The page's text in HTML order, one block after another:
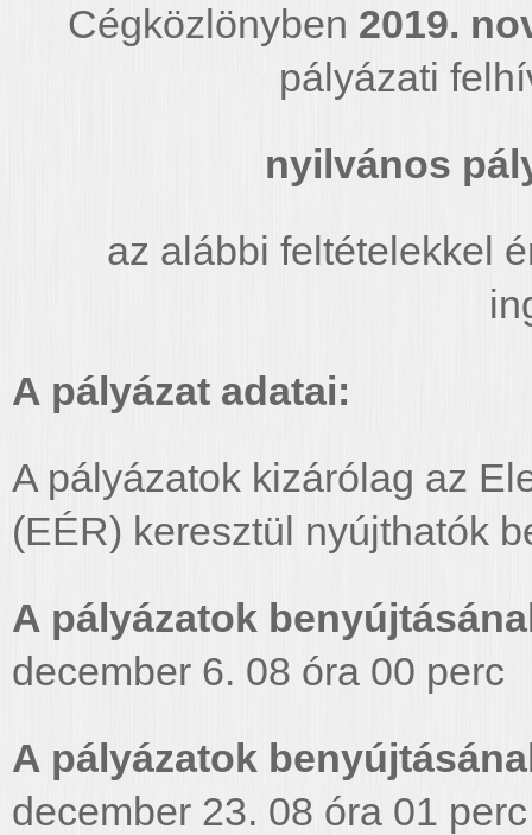
Cégközlönyben 2019.
pályázati
nyilvános
az alábbi feltételekkel
A pályázat adatai:
A pályázatok kizárólag az
(EÉR) keresztül nyújthatók
A pályázatok
december 6. 08 óra 00 perc
A pályázatok
december 23. 08 óra 01 perc